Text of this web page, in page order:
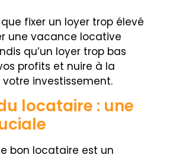
que fixer un loyer trop élevé
une vacance locative
qu’un loyer trop bas
profits et nuire à la
investissement.
locataire : une
bon locataire est un